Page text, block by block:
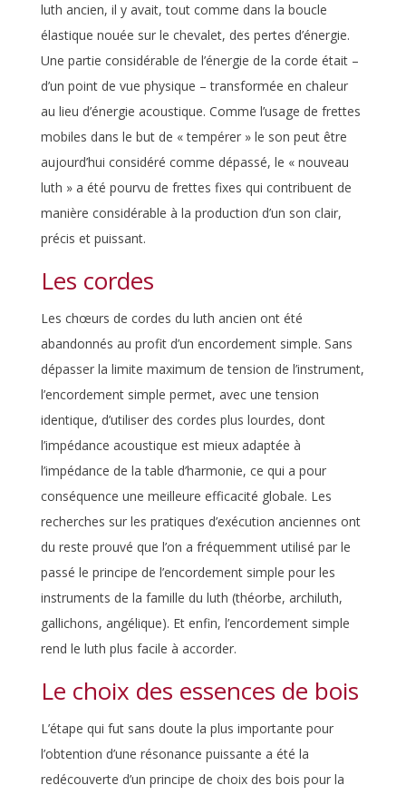
luth ancien, il y avait, tout comme dans la boucle
élastique nouée sur le chevalet, des pertes d’énergie.
Une partie considérable de l’énergie de la corde était –
d’un point de vue physique – transformée en chaleur
au lieu d’énergie acoustique. Comme l’usage de frettes
mobiles dans le but de « tempérer » le son peut être
aujourd’hui considéré comme dépassé, le « nouveau
luth » a été pourvu de frettes fixes qui contribuent de
manière considérable à la production d’un son clair,
précis et puissant.
Les cordes
Les chœurs de cordes du luth ancien ont été
abandonnés au profit d’un encordement simple. Sans
dépasser la limite maximum de tension de l’instrument,
l’encordement simple permet, avec une tension
identique, d’utiliser des cordes plus lourdes, dont
l’impédance acoustique est mieux adaptée à
l’impédance de la table d’harmonie, ce qui a pour
conséquence une meilleure efficacité globale. Les
recherches sur les pratiques d’exécution anciennes ont
du reste prouvé que l’on a fréquemment utilisé par le
passé le principe de l’encordement simple pour les
instruments de la famille du luth (théorbe, archiluth,
gallichons, angélique). Et enfin, l’encordement simple
rend le luth plus facile à accorder.
Le choix des essences de bois
L’étape qui fut sans doute la plus importante pour
l’obtention d’une résonance puissante a été la
redécouverte d’un principe de choix des bois pour la